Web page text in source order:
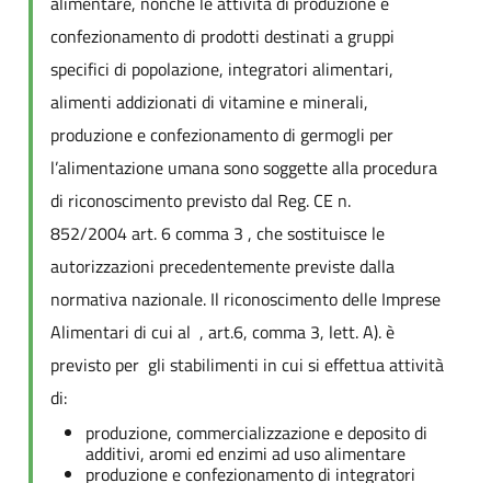
confezionamento di prodotti destinati a gruppi
specifici di popolazione, integratori alimentari,
alimenti addizionati di vitamine e minerali,
produzione e confezionamento di germogli per
l’alimentazione umana sono soggette alla procedura
di riconoscimento previsto dal Reg. CE n.
852/2004 art. 6 comma 3 , che sostituisce le
autorizzazioni precedentemente previste dalla
normativa nazionale. Il riconoscimento delle Imprese
Alimentari di cui al , art.6, comma 3, lett. A). è
previsto per gli stabilimenti in cui si effettua attività
di:
produzione, commercializzazione e deposito di
additivi, aromi ed enzimi ad uso alimentare
produzione e confezionamento di integratori